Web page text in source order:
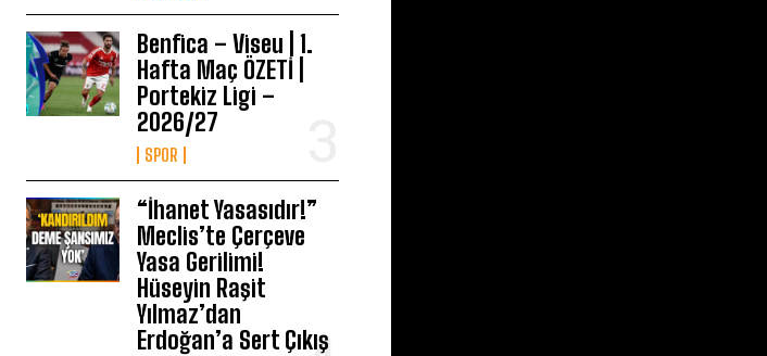
Benfica – Viseu | 1.
Hafta Maç ÖZETİ |
Portekiz Ligi –
2026/27
SPOR
“İhanet Yasasıdır!”
Meclis’te Çerçeve
Yasa Gerilimi!
Hüseyin Raşit
Yılmaz’dan
Erdoğan’a Sert Çıkış